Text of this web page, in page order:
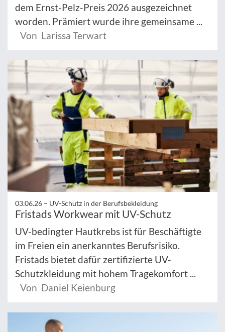
dem Ernst-Pelz-Preis 2026 ausgezeichnet
worden. Prämiert wurde ihre gemeinsame ...
Von Larissa Terwart
03.06.26 – UV-Schutz in der Berufsbekleidung
Fristads Workwear mit UV-Schutz
UV-bedingter Hautkrebs ist für Beschäftigte
im Freien ein anerkanntes Berufsrisiko.
Fristads bietet dafür zertifizierte UV-
Schutzkleidung mit hohem Tragekomfort ...
Von Daniel Keienburg